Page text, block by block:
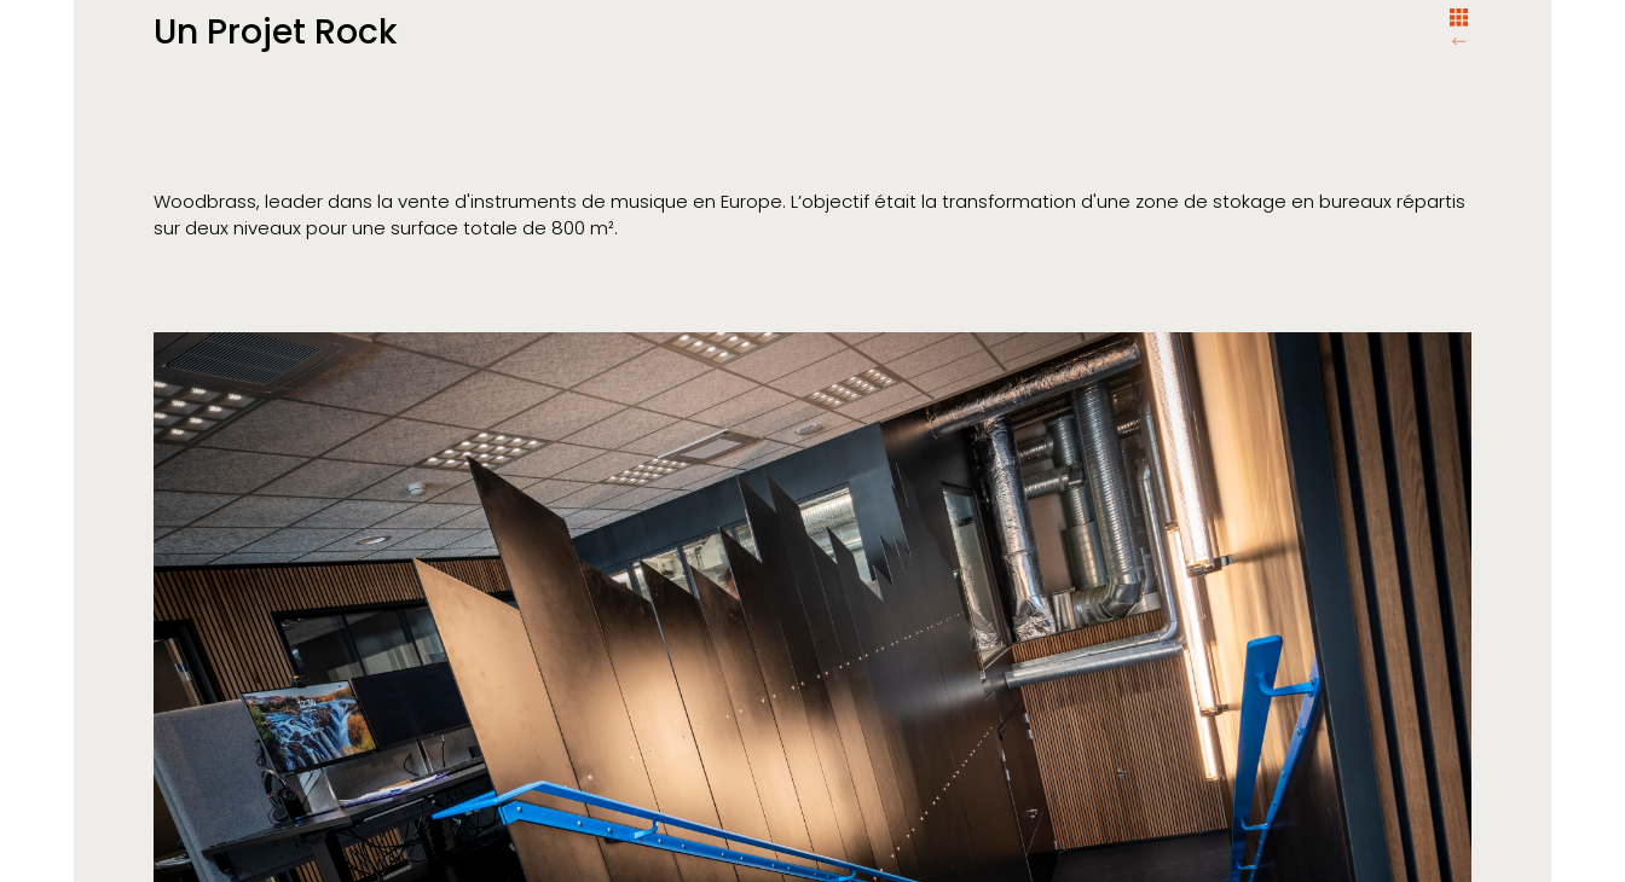
Un Projet Rock
Woodbrass, leader dans la vente d'instruments de musique en Europe. L’objectif était la transformation d'une zone de stokage en bureaux répartis
sur deux niveaux pour une surface totale de 800 m².